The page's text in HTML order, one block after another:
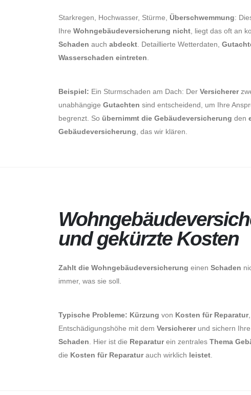
Starkregen, Hochwasser, Stürme, Überschwemmung:
Ihre Wohngebäudeversicherung nicht , liegt das oft an
Schaden auch abdeckt . Detaillierte Wetterdaten,
Wasserschaden eintreten
Beispiel: Ein Sturmschaden am Dach: Der Versicherer
unabhängige Gutachten sind entscheidend, um Ihre
begrenzt. So übernimmt die Gebäudeversicherung den
Gebäudeversicherung , das wir klären.
About Us
und gekürzte Kosten
Zahlt die Wohngebäudeversicherung einen Schaden
immer, was sie soll.
Typische Probleme: Kürzung von Kosten für Reparatur
Entschädigungshöhe mit dem Versichererund sichern
Schaden . Hier ist die Reparaturein zentrales Thema
die Kosten für Reparaturauch wirklich leistet